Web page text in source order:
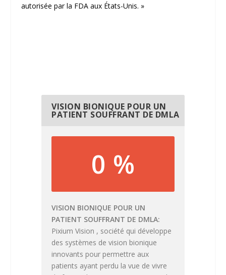
autorisée par la FDA aux États-Unis. »
VISION BIONIQUE POUR UN
PATIENT SOUFFRANT DE DMLA
0 %
VISION BIONIQUE POUR UN
PATIENT SOUFFRANT DE DMLA
Pixium Vision , société qui développe
des systèmes de vision bionique
innovants pour permettre aux
patients ayant perdu la vue de vivre